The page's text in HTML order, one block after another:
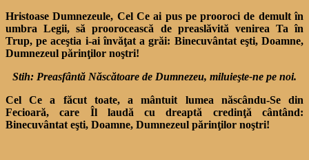
Hristoase Dumnezeule, Cel Ce ai pus pe prooroci de demult în
umbra Legii, să proorocească de preaslăvită venirea Ta în
Trup, pe aceştia i-ai învăţat a grăi: Binecuvântat eşti, Doamne,
Dumnezeul părinţilor noştri!
Stih: Preasfântă Născătoare de Dumnezeu, miluieşte-ne pe noi.
Cel Ce a făcut toate, a mântuit lumea născându-Se din
Fecioară, care Îl laudă cu dreaptă credin­ţă cântând:
Binecuvântat eşti, Doamne, Dumnezeul părinţilor noştri!